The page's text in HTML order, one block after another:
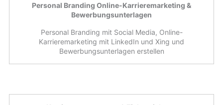
Personal Branding Online-Karrieremarketing &
Bewerbungsunterlagen
Personal Branding mit Social Media, Online-
Karrieremarketing mit LinkedIn und Xing und
Bewerbungsunterlagen erstellen